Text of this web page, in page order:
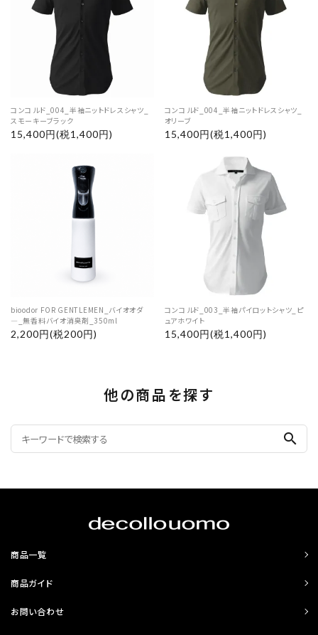
コンコルド_004_半袖ニットドレスシャツ_
スモーキーブラック
15,400円(税1,400円)
コンコルド_004_半袖ニットドレスシャツ_
オリーブ
15,400円(税1,400円)
bioodor FOR GENTLEMEN_バイオオダ
―_無香料バイオ消臭剤_350ml
2,200円(税200円)
コンコルド_003_半袖パイロットシャツ_ピ
ュアホワイト
15,400円(税1,400円)
他の商品を探す
search
商品一覧
商品ガイド
お問い合わせ